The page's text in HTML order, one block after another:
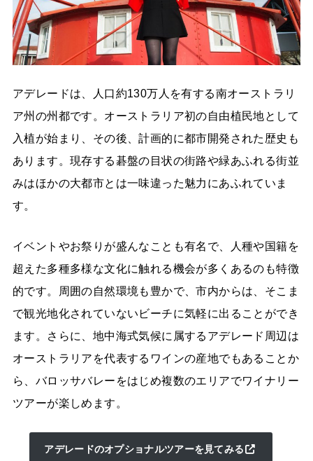
アデレードは、人口約130万人を有する南オーストラリ
ア州の州都です。オーストラリア初の自由植民地として
入植が始まり、その後、計画的に都市開発された歴史も
あります。現存する碁盤の目状の街路や緑あふれる街並
みはほかの大都市とは一味違った魅力にあふれていま
す。
イベントやお祭りが盛んなことも有名で、人種や国籍を
超えた多種多様な文化に触れる機会が多くあるのも特徴
的です。周囲の自然環境も豊かで、市内からは、そこま
で観光地化されていないビーチに気軽に出ることができ
ます。さらに、地中海式気候に属するアデレード周辺は
オーストラリアを代表するワインの産地でもあることか
ら、バロッサバレーをはじめ複数のエリアでワイナリー
ツアーが楽しめます。
アデレードのオプショナルツアーを見てみる